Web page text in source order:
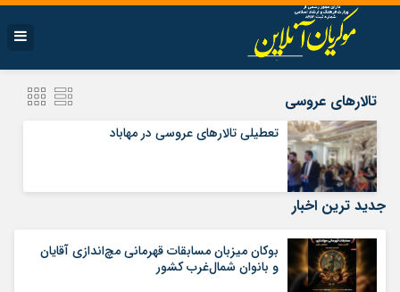
تالارهای عروسی
تعطیلی تالارهای عروسی در مهاباد
جدید ترین اخبار
بوکان میزبان مسابقات قهرمانی مچ‌اندازی آقایان
و بانوان شمال‌غرب کشور